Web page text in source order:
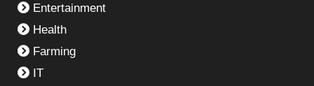
Entertainment
Health
Farming
IT